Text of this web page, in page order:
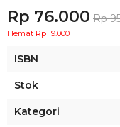
Rp 76.000 Rp
Hemat Rp 19.000
ISBN
Stok
Kategori